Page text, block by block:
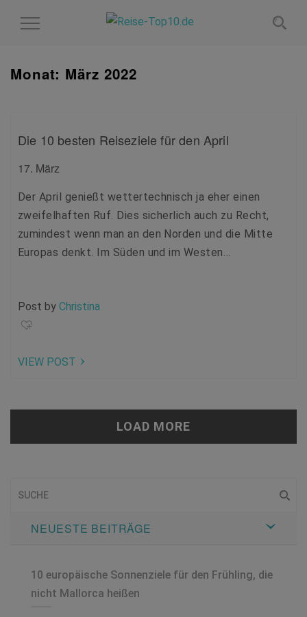
Toggle
Monat: März 2022
Die 10 besten Reiseziele für den April
17. März
Der April genießt wettertechnisch ja eher einen
zweifelhaften Ruf. Dies sicherlich auch zu Recht,
zumindest wenn man an den Norden und die Mitte
Europas denkt. Im Süden und im Westen…
Post by Christina
VIEW POST
LOAD MORE
NEUESTE BEITRÄGE
10 europäische Sonnenziele für den Frühling, die
nicht Mallorca heißen